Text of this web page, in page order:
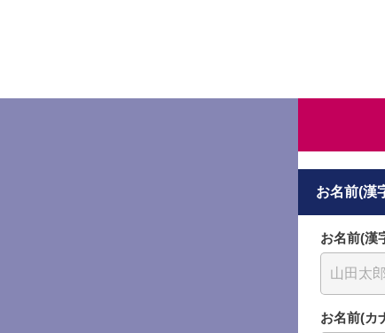
お名前(漢
お名前(漢
お名前(カ